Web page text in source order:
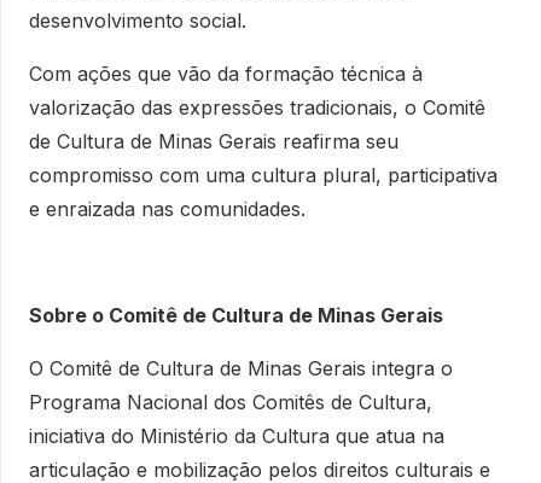
desenvolvimento social.
Com ações que vão da formação técnica à
valorização das expressões tradicionais, o Comitê
de Cultura de Minas Gerais reafirma seu
compromisso com uma cultura plural, participativa
e enraizada nas comunidades.
Sobre o Comitê de Cultura de Minas Gerais
O Comitê de Cultura de Minas Gerais integra o
Programa Nacional dos Comitês de Cultura,
iniciativa do Ministério da Cultura que atua na
articulação e mobilização pelos direitos culturais e